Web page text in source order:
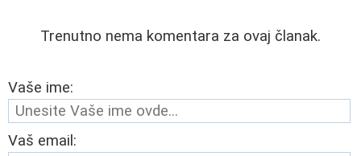
Trenutno nema komentara za ovaj članak.
Vaše ime:
Vaš email: